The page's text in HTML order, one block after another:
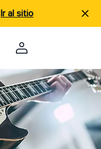
Ir al sitio